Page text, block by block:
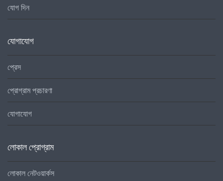
যোগ দিন
যোগাযোগ
প্রেস
প্রোগ্রাম প্রচারণা
যোগাযোগ
লোকাল প্রোগ্রাম
লোকাল নেটওয়ার্কস